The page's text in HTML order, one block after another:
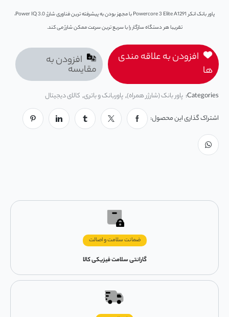
پاور بانک‌ انکر Powercore 3 Elite A1291 با مجهز بودن به پیشرفته ترین فناوری شارژ، Power IQ 3.0،
تقریبا هر دستگاه سازگار را با سریع ترین سرعت ممکن شارژ می کند.
افزودن به علاقه مندی
ها
افزودن به
مقایسه
Categories: پاور بانک (شارژر همراه),پاوربانک و باتری, کالای دیجیتال
اشتراک گذاری این محصول:
ضمانت سلامت و اصالت
گارانتی سلامت فیزیکی کالا